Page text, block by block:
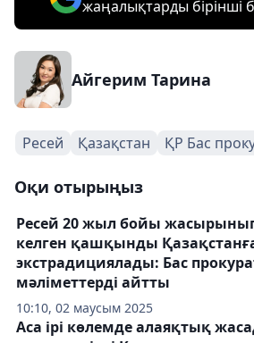
жаңалықтарды бірінші
Айгерим Тарина
Ресей Қазақстан ҚР Бас
Оқи отырыңыз
10:10, 02 маусым 2025
Ресей 20 жыл бойы
келген қашқынды
экстрадициялады: Бас
мәліметтерді айтты
Аса ірі көлемде алаяқтық